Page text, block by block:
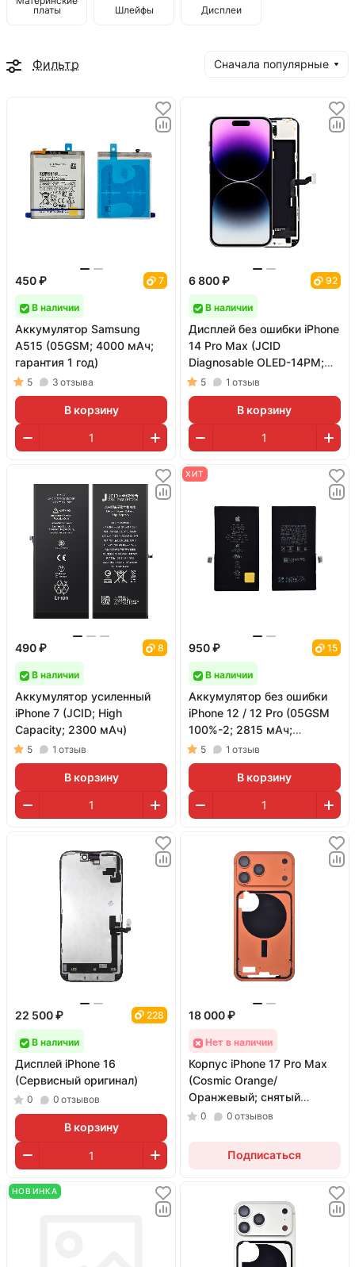
платы
Шлейфы Дисплеи
Фильтр Сначала популярные
450 ₽ 7
В наличии
Аккумулятор Samsung
A515 (05GSM; 4000 мАч;
гарантия 1 год)
5 3 отзыва
В корзину
6 800 ₽ 92
В наличии
Дисплей без ошибки iPhone
14 Pro Max (JCID
Diagnosable OLED-14PM;
матрица Soft OLED; 120 Гц)
5 1 отзыв
В корзину
490 ₽ 8
В наличии
Аккумулятор усиленный
iPhone 7 (JCID; High
Capacity; 2300 мАч)
5 1 отзыв
В корзину
ХИТ
950 ₽ 15
В наличии
Аккумулятор без ошибки
iPhone 12 / 12 Pro (05GSM
100%-2; 2815 мАч;
гарантия 1 год)
5 1 отзыв
В корзину
22 500 ₽ 228
В наличии
Дисплей iPhone 16
(Сервисный оригинал)
0 0 отзывов
В корзину
18 000 ₽
Нет в наличии
Корпус iPhone 17 Pro Max
(Cosmic Orange/
Оранжевый; снятый
оригинал)
0 0 отзывов
Подписаться
НОВИНКА